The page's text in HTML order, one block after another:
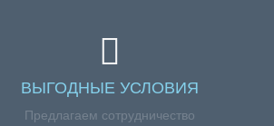
ВЫГОДНЫЕ УСЛОВИЯ
Предлагаем сотрудничество